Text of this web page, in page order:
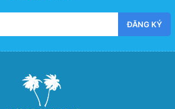
ĐĂNG KÝ